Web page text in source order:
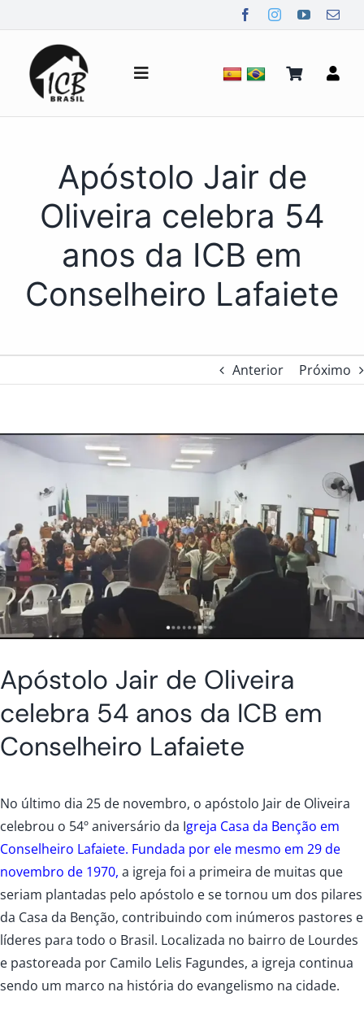
para
conteúdo
Alternar
navegação
Notícias
Mídia
Apóstolo Jair de
Oliveira celebra 54
anos da ICB em
Conselheiro Lafaiete
Anterior Próximo
Apóstolo Jair de Oliveira
celebra 54 anos da ICB em
Conselheiro Lafaiete
No último dia 25 de novembro, o apóstolo Jair de Oliveira
celebrou o 54º aniversário da Igreja Casa da Benção em
Conselheiro Lafaiete. Fundada por ele mesmo em 29 de
novembro de 1970, a igreja foi a primeira de muitas que
seriam plantadas pelo apóstolo e se tornou um dos pilares
da Casa da Benção, contribuindo com inúmeros pastores e
líderes para todo o Brasil. Localizada no bairro de Lourdes
e pastoreada por Camilo Lelis Fagundes, a igreja continua
sendo um marco na história do evangelismo na cidade.